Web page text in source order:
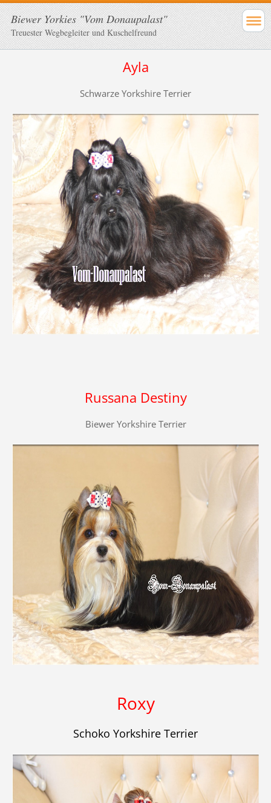
Biewer Yorkies "Vom Donaupalast"
Treuester Wegbegleiter und Kuschelfreund
Ayla
Schwarze Yorkshire Terrier
Russana Destiny
Biewer Yorkshire Terrier
Roxy
Schoko Yorkshire Terrier